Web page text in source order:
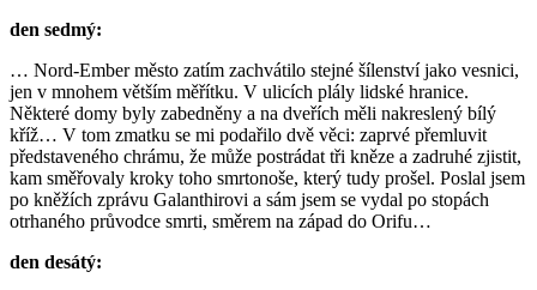
den sedmý:
… Nord-Ember město zatím zachvátilo stejné šílenství jako vesnici,
jen v mnohem větším měřítku. V ulicích plály lidské hranice.
Některé domy byly zabedněny a na dveřích měli nakreslený bílý
kříž… V tom zmatku se mi podařilo dvě věci: zaprvé přemluvit
představeného chrámu, že může postrádat tři kněze a zadruhé zjistit,
kam směřovaly kroky toho smrtonoše, který tudy prošel. Poslal jsem
po kněžích zprávu Galanthirovi a sám jsem se vydal po stopách
otrhaného průvodce smrti, směrem na západ do Orifu…
den desátý: